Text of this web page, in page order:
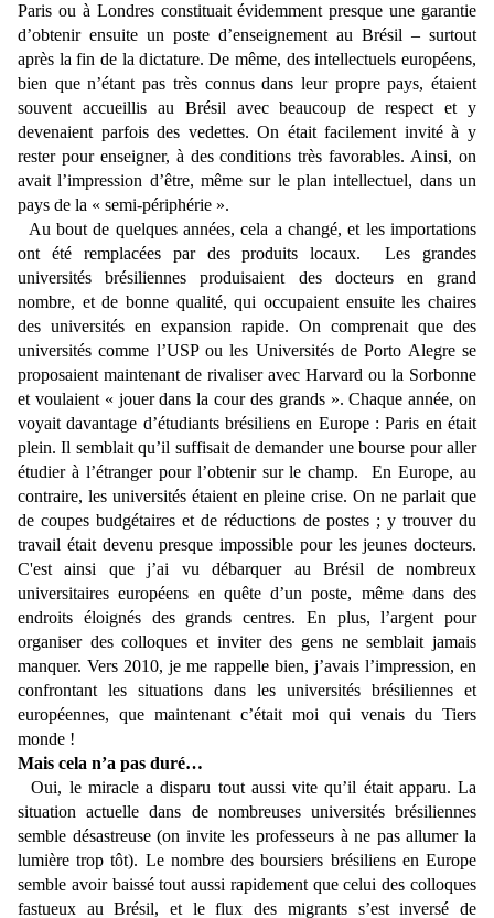
Paris ou à Londres constituait évidemment presque une garantie
d’obtenir ensuite un poste d’enseignement au Brésil – surtout
après la fin de la dictature. De même, des intellectuels européens,
bien que n’étant pas très connus dans leur propre pays, étaient
souvent accueillis au Brésil avec beaucoup de respect et y
devenaient parfois des vedettes. On était facilement invité à y
rester pour enseigner, à des conditions très favorables. Ainsi, on
avait l’impression d’être, même sur le plan intellectuel, dans un
pays de la « semi-périphérie ».
Au bout de quelques années, cela a changé, et les importations
ont été remplacées par des produits locaux. Les grandes
universités brésiliennes produisaient des docteurs en grand
nombre, et de bonne qualité, qui occupaient ensuite les chaires
des universités en expansion rapide. On comprenait que des
universités comme l’USP ou les Universités de Porto Alegre se
proposaient maintenant de rivaliser avec Harvard ou la Sorbonne
et voulaient « jouer dans la cour des grands ». Chaque année, on
voyait davantage d’étudiants brésiliens en Europe : Paris en était
plein. Il semblait qu’il suffisait de demander une bourse pour aller
étudier à l’étranger pour l’obtenir sur le champ. En Europe, au
contraire, les universités étaient en pleine crise. On ne parlait que
de coupes budgétaires et de réductions de postes ; y trouver du
travail était devenu presque impossible pour les jeunes docteurs.
C'est ainsi que j’ai vu débarquer au Brésil de nombreux
universitaires européens en quête d’un poste, même dans des
endroits éloignés des grands centres. En plus, l’argent pour
organiser des colloques et inviter des gens ne semblait jamais
manquer. Vers 2010, je me rappelle bien, j’avais l’impression, en
confrontant les situations dans les universités brésiliennes et
européennes, que maintenant c’était moi qui venais du Tiers
monde !
Mais cela n’a pas duré…
Oui, le miracle a disparu tout aussi vite qu’il était apparu. La
situation actuelle dans de nombreuses universités brésiliennes
semble désastreuse (on invite les professeurs à ne pas allumer la
lumière trop tôt). Le nombre des boursiers brésiliens en Europe
semble avoir baissé tout aussi rapidement que celui des colloques
fastueux au Brésil, et le flux des migrants s’est inversé de